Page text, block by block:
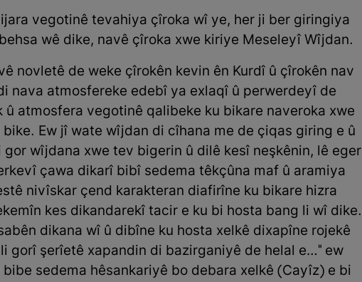
vegotinê tevahiya çîroka wî ye, her ji ber giringiya
wê dike, navê çîroka xwe kiriye Meseleyî Wîjdan.
novletê de weke çîrokên kevin ên Kurdî û çîrokên nav
nava atmosfereke edebî ya exlaqî û perwerdeyî de
û atmosfera vegotinê qalibeke ku bikare naveroka xwe
Ew jî wate wîjdan di cîhana me de çiqas giring e û
wîjdana xwe tev bigerin û dilê kesî neşkênin, lê eger
çawa dikarî bibî sedema têkçûna maf û aramiya
nivîskar çend karakteran diafirîne ku bikare hizra
kes dikandarekî tacir e ku bi hosta bang li wî dike.
dikana wî û dibîne ku hosta xelkê dixapîne rojekê
gorî şerîetê xapandin di bazirganiyê de helal e…" ew
sedema hêsankariyê bo debara xelkê (Cayîz) e bi